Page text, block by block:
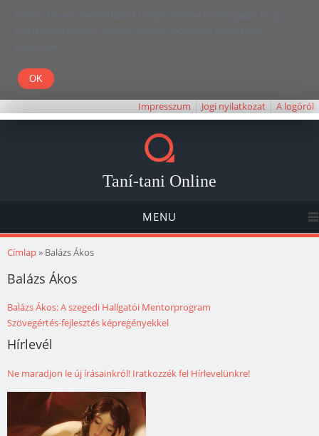
Kedves Olvasó! Weboldalunk böngészésével Ön elfogadja, hogy a
felhasználói élmény javítása céljából cookie-kat használunk.
Köszönjük!
Impresszum Jogi nyilatkozat A logóról
Taní-tani Online
MENU
Jelenlegi hely
Címlap» Balázs Ákos
Balázs Ákos
Balázs Ákos: A szegedi Hallgatói Mentorprogram
Szövegértés-fejlesztés képregényekkel
Hírlevél
Ne maradjon le új írásainkról! Iratkozzék fel Hírlevelünkre!